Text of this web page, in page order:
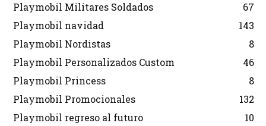
Playmobil Militares Soldados
67
Playmobil navidad
143
Playmobil Nordistas
8
Playmobil Personalizados Custom
46
Playmobil Princess
8
Playmobil Promocionales
132
Playmobil regreso al futuro
10